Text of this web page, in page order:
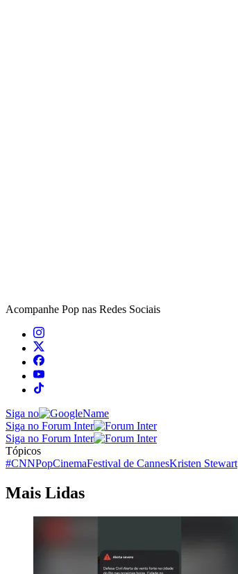
Acompanhe Pop nas Redes Sociais
Siga no
Siga no Forum Inter
Siga no Forum Inter
Tópicos
#CNNPopCinemaFestival de CannesKristen Stewart
Mais Lidas